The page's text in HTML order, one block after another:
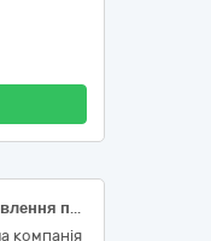
Послуги поточного ремонту з відновлення працездатності ліфта на об’єкті за адресою: просп. Григоренка, 7-а, під’їзд 1, реєстр.№ 24889 у Дарницькому районі м. Києва
компанія